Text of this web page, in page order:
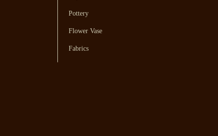
Pottery
Flower Vase
Fabrics